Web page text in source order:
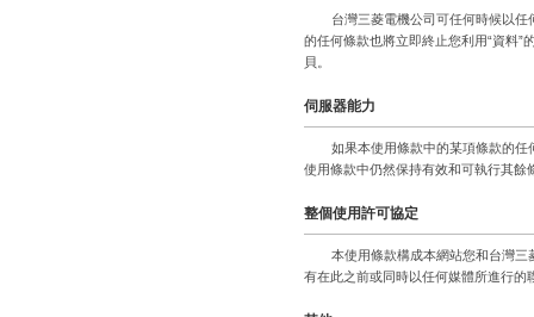
台灣三菱電機公司可任何時候以任
的任何條款也將立即終止您利用“資料”
貝。
伺服器能力
如果本使用條款中的某項條款的
使用條款中仍然保持有效和可執行其餘
整個使用許可協定
本使用條款構成本網站您和台灣
有在此之前或同時以任何媒體所進行的